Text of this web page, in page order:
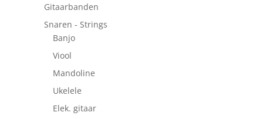
Gitaarbanden
Snaren - Strings
Banjo
Viool
Mandoline
Ukelele
Elek. gitaar